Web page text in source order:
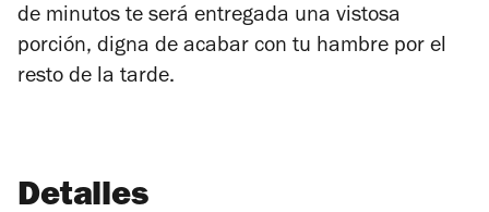
de minutos te será entregada una vistosa
porción, digna de acabar con tu hambre por el
resto de la tarde.
Detalles